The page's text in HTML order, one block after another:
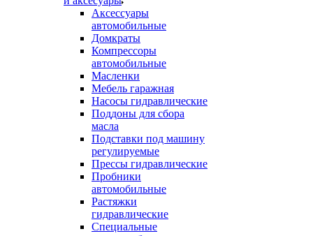
Аксессуары
автомобильные
Домкраты
Компрессоры
автомобильные
Масленки
Мебель гаражная
Насосы гидравлические
Поддоны для сбора
масла
Подставки под машину
регулируемые
Прессы гидравлические
Пробники
автомобильные
Растяжки
гидравлические
Специальные